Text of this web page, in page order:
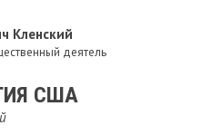
Кленский
деятель
США